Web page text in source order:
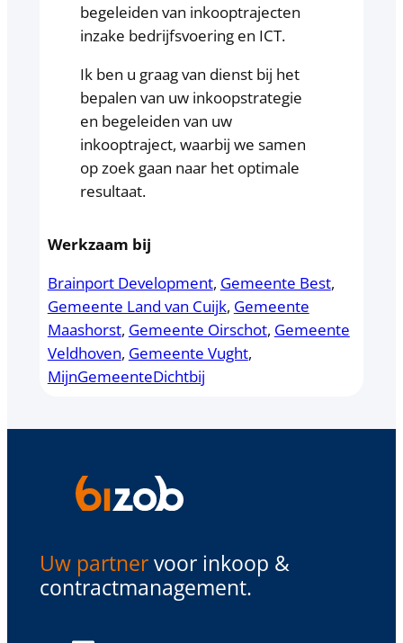
begeleiden van inkooptrajecten
inzake bedrijfsvoering en ICT.
Ik ben u graag van dienst bij het
bepalen van uw inkoopstrategie
en begeleiden van uw
inkooptraject, waarbij we samen
op zoek gaan naar het optimale
resultaat.
Werkzaam bij
Brainport Development, Gemeente Best
Gemeente Land van Cuijk, Gemeente
Maashorst, Gemeente Oirschot, Gemeente
Veldhoven, Gemeente Vught
MijnGemeenteDichtbij
Uw partnervoor inkoop &
contractmanagement.